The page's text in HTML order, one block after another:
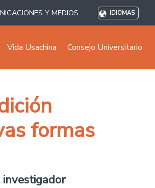
Y MEDIOS IDIOMAS
Vida Usachina Consejo Universitario
formas